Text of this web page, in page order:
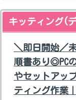
キッティング(
＼即日開始／
順書あり◎PC
やセットアッ
ティング作業